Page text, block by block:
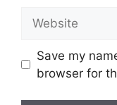
JAWATAN
Penolong
Penolong
Pembantu
Save my
browser for